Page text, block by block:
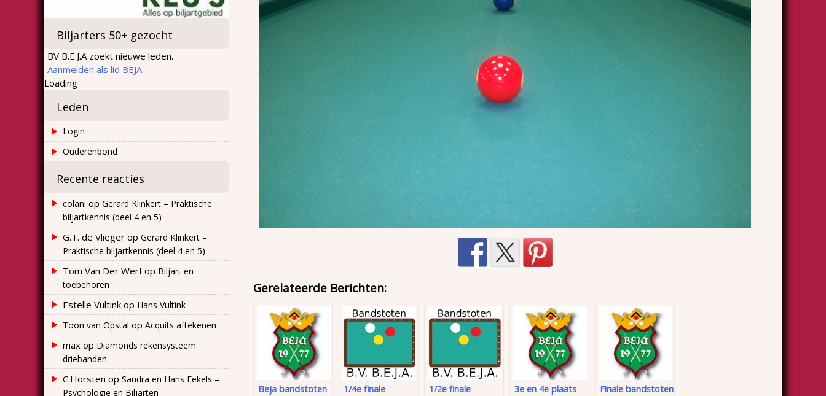
Gerelateerde Berichten:
Beja bandstoten
1/4e finale
1/2e finale
3e en 4e plaats
Finale bandstoten
Biljarters 50+ gezocht
BV B.E.J.A zoekt nieuwe leden.
Aanmelden als lid BEJA
Loading
Leden
Login
Ouderenbond
Recente reacties
colani op Gerard Klinkert – Praktische
biljartkennis (deel 4 en 5)
G.T. de Vlieger op Gerard Klinkert –
Praktische biljartkennis (deel 4 en 5)
Tom Van Der Werfop Biljart en
toebehoren
Estelle Vultink op Hans Vultink
Toon van Opstal op Acquits aftekenen
max op Diamonds rekensysteem
driebanden
C.Horsten op Sandra en Hans Eekels –
Psychologie en Biljarten